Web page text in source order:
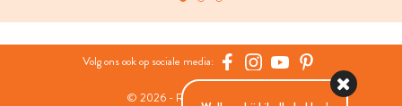
Volg ons ook op sociale media:
© 2026 - Roularta Media Group